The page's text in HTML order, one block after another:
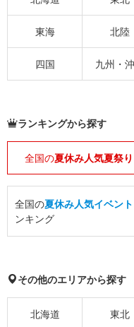
東海 北陸
四国 九州・
ランキングから探す
全国の夏休み人気夏祭り
全国の夏休み人気イベント
ンキング
その他のエリアから探す
北海道 東北